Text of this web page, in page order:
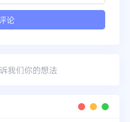
我们你的想法